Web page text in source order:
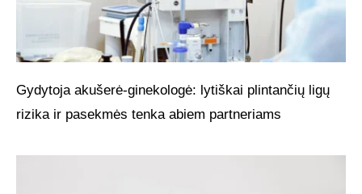
Gydytoja akušerė-ginekologė: lytiškai plintančių ligų
rizika ir pasekmės tenka abiem partneriams